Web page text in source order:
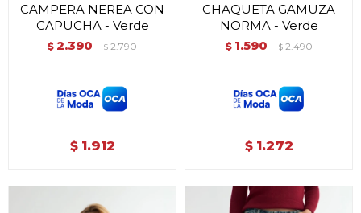
CAMPERA NEREA CON
CAPUCHA - Verde
$ 2.390 $ 2.790
$ 1.912
CHAQUETA GAMUZA
NORMA - Verde
$ 1.590 $ 2.490
$ 1.272